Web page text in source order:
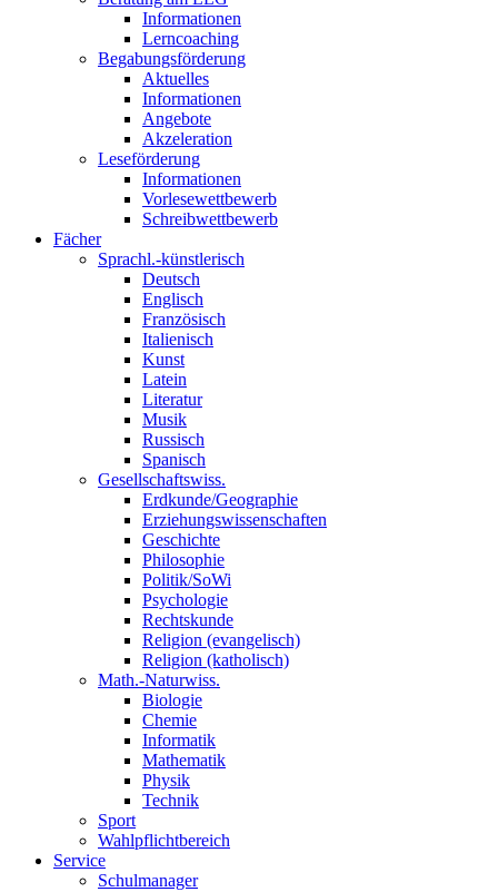
Informationen
Lerncoaching
Begabungsförderung
Aktuelles
Informationen
Angebote
Akzeleration
Leseförderung
Informationen
Vorlesewettbewerb
Schreibwettbewerb
Fächer
Sprachl.-künstlerisch
Deutsch
Englisch
Französisch
Italienisch
Kunst
Latein
Literatur
Musik
Russisch
Spanisch
Gesellschaftswiss.
Erdkunde/Geographie
Erziehungswissenschaften
Geschichte
Philosophie
Politik/SoWi
Psychologie
Rechtskunde
Religion (evangelisch)
Religion (katholisch)
Math.-Naturwiss.
Biologie
Chemie
Informatik
Mathematik
Physik
Technik
Sport
Wahlpflichtbereich
Service
Schulmanager